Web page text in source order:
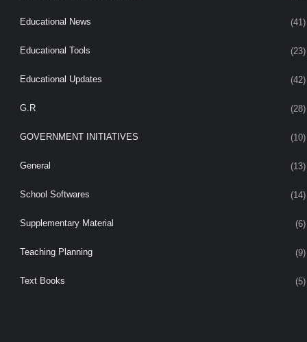
Educational News (41)
Educational Tools (23)
Educational Updates (42)
G.R (28)
GOVERNMENT INITIATIVES (10)
General (13)
School Softwares (14)
Supplementary Material (6)
Teaching Planning (9)
Text Books (5)